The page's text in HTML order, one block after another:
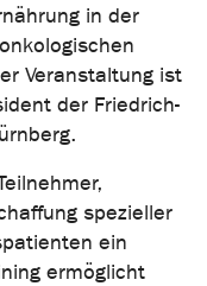
in der
Veranstaltung ist
der Friedrich-
spezieller
ein
ermöglicht